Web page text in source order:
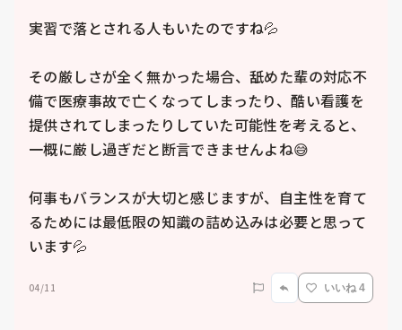
実習で落とされる人もいたのですね💦
その厳しさが全く無かった場合、舐めた輩の対応不
備で医療事故で亡くなってしまったり、酷い看護を
提供されてしまったりしていた可能性を考えると、
一概に厳し過ぎだと断言できませんよね😅
何事もバランスが大切と感じますが、自主性を育て
るためには最低限の知識の詰め込みは必要と思って
います💦
04/11 いいね 4